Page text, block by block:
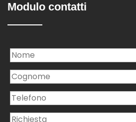
Modulo contatti